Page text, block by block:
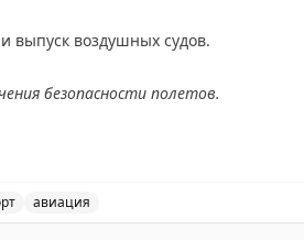
выпуск воздушных судов.
безопасности полетов.
авиация